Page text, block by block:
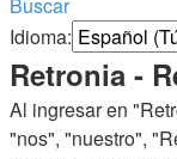
Idioma:
Retronia -
Al ingresar en
"nos", "nuestro",